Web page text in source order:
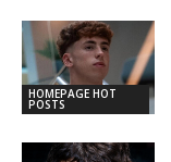
HOMEPAGE HOT
POSTS